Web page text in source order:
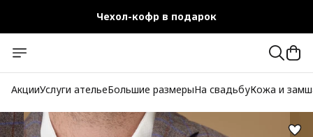
Чехол-кофр в подарок
Бесплатная доставка при заказе от 10 000 руб.
АкцииУслуги ательеБольшие размерыНа свадьбуКожа и